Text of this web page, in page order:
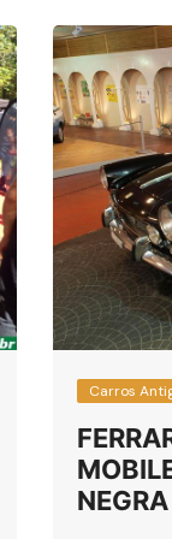
Carros
NEGRA